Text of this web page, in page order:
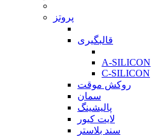
پروتز
قالبگیری
A-SILICON
C-SILICON
روکش موقت
سمان
پالیشینگ
لایت کیور
سند بلاستر